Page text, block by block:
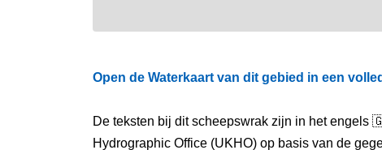
Open de Waterkaart van dit gebied in een
De teksten bij dit scheepswrak zijn in het
Hydrographic Office (UKHO) op basis van de